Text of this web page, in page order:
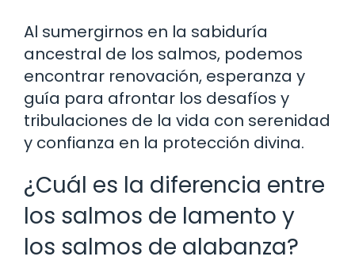
Al sumergirnos en la sabiduría
ancestral de los salmos, podemos
encontrar renovación, esperanza y
guía para afrontar los desafíos y
tribulaciones de la vida con serenidad
y confianza en la protección divina.
¿Cuál es la diferencia entre
los salmos de lamento y
los salmos de alabanza?